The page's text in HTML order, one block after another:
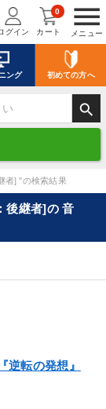
menu
メニュー
グイン カート
0
ング 初めての方へ
search
らお探しいただけ
者] "の検索結果
後継者]の 音
逆転の発想』